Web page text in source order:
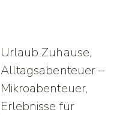
Urlaub Zuhause,
Alltagsabenteuer –
Mikroabenteuer,
Erlebnisse für